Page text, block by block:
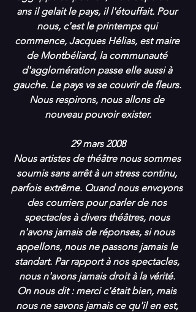
ans il gelait le pays, il l'étouffait. Pour
nous, c'est le printemps qui
commence, Jacques Hélias, est maire
de Montbéliard, la communauté
d'agglomération passe elle aussi à
gauche. Le pays va se couvrir de fleurs.
Nous respirons, nous allons de
nouveau pouvoir exister.
29 mars 2008
Nous artistes de théâtre nous sommes
soumis sans arrêt à un stress continu,
parfois extrême. Quand nous envoyons
des courriers pour parler de nos
spectacles à divers théâtres, nous
n'avons jamais de réponses, si nous
appellons, nous ne passons jamais le
standart. Par rapport à nos spectacles,
nous n'avons jamais droit à la vérité.
On nous dit : merci c'était bien, mais
nous ne savons jamais ce qu'il en est,